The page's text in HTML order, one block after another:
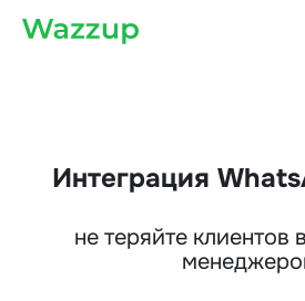
Интеграция
не теряйте клиентов